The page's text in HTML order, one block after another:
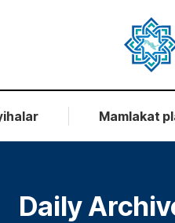
Mamlakat
Daily